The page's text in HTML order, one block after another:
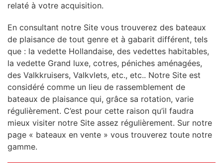
relaté à votre acquisition.
En consultant notre Site vous trouverez des bateaux
de plaisance de tout genre et à gabarit différent, tels
que : la vedette Hollandaise, des vedettes habitables,
la vedette Grand luxe, cotres, péniches aménagées,
des Valkkruisers, Valkvlets, etc., etc.. Notre Site est
considéré comme un lieu de rassemblement de
bateaux de plaisance qui, grâce sa rotation, varie
régulièrement. C’est pour cette raison qu’il faudra
mieux visiter notre Site assez régulièrement. Sur notre
page « bateaux en vente » vous trouverez toute notre
gamme.